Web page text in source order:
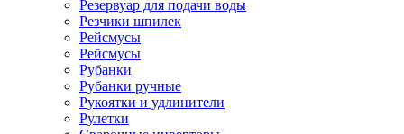
Резервуар для подачи воды
Резчики шпилек
Рейсмусы
Рейсмусы
Рубанки
Рубанки ручные
Рукоятки и удлинители
Рулетки